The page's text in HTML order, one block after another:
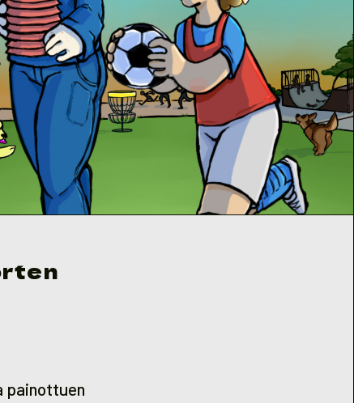
painottuen